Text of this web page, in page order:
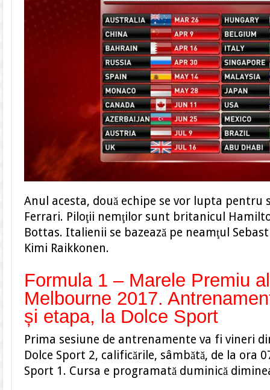
Anul acesta, două echipe se vor lupta pentru
Ferrari. Piloţii nemţilor sunt britanicul
Bottas. Italienii se bazează pe neamţul
Kimi Raikkonen.
Formula 1 – Marele Premiu
Melbourne 2017.
și etapa, la Dolce Sport
Prima sesiune de antrenamente va fi vineri
Dolce Sport 2, calificările, sâmbătă, de la ora
Sport 1. Cursa e programată duminică